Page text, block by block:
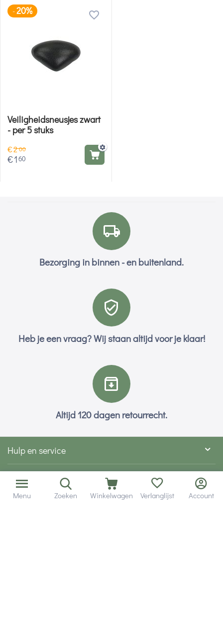
-20%
Veiligheidsneusjes zwart
- per 5 stuks
€200
€160
Bezorging in binnen - en buitenland.
Heb je een vraag? Wij staan altijd voor je klaar!
Altijd 120 dagen retourrecht.
Hulp en service
Contact gegevens
Menu Zoeken Winkelwagen Verlanglijst Account